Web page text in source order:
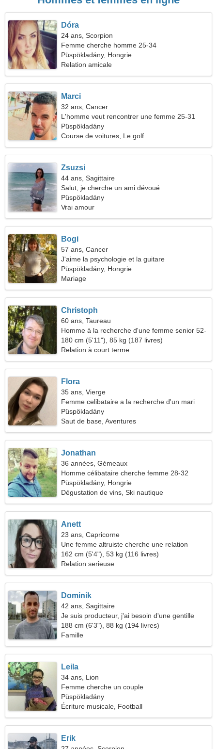
Dóra
24 ans, Scorpion
Femme cherche homme 25-34
Püspökladány, Hongrie
Relation amicale
Marci
32 ans, Cancer
L'homme veut rencontrer une femme 25-31
Püspökladány
Course de voitures, Le golf
Zsuzsi
44 ans, Sagittaire
Salut, je cherche un ami dévoué
Püspökladány
Vrai amour
Bogi
57 ans, Cancer
J'aime la psychologie et la guitare
Püspökladány, Hongrie
Mariage
Christoph
60 ans, Taureau
Homme à la recherche d'une femme senior 52-
58
180 cm (5'11"), 85 kg (187 livres)
Relation à court terme
Flora
35 ans, Vierge
Femme celibataire a la recherche d'un mari
Püspökladány
Saut de base, Aventures
Jonathan
36 années, Gémeaux
Homme célibataire cherche femme 28-32
Püspökladány, Hongrie
Dégustation de vins, Ski nautique
Anett
23 ans, Capricorne
Une femme altruiste cherche une relation
passionnée
162 cm (5'4"), 53 kg (116 livres)
Relation serieuse
Dominik
42 ans, Sagittaire
Je suis producteur, j'ai besoin d'une gentille
femme
188 cm (6'3"), 88 kg (194 livres)
Famille
Leila
34 ans, Lion
Femme cherche un couple
Püspökladány
Écriture musicale, Football
Erik